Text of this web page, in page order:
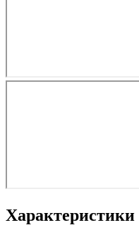
Характеристики